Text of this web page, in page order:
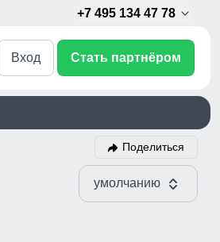
+7 495 134 47 78
Вход Стать партнёром
Поделиться
умолчанию